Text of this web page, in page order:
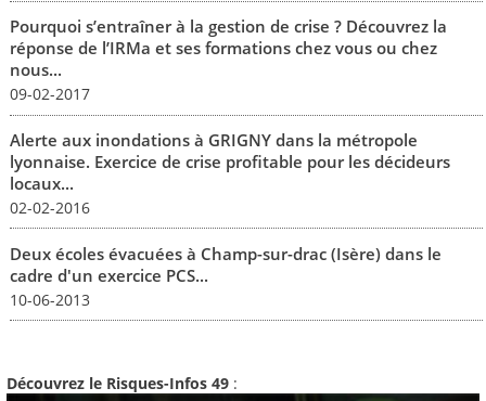
Pourquoi s’entraîner à la gestion de crise ? Découvrez la
réponse de l’IRMa et ses formations chez vous ou chez
nous...
09-02-2017
Alerte aux inondations à GRIGNY dans la métropole
lyonnaise. Exercice de crise profitable pour les décideurs
locaux...
02-02-2016
Deux écoles évacuées à Champ-sur-drac (Isère) dans le
cadre d'un exercice PCS...
10-06-2013
Découvrez le Risques-Infos 49 :